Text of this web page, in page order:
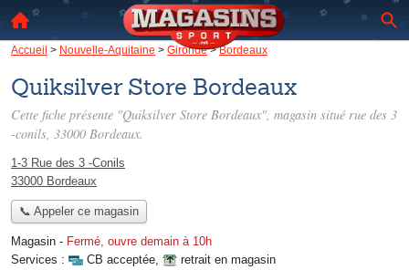
Accueil > Nouvelle-Aquitaine > Gironde>Bordeaux
Quiksilver Store Bordeaux
Cette fiche présente "Quiksilver Store Bordeaux", magasin situé rue des 3
-conils, 33000 Bordeaux.
1-3 Rue des 3 -Conils
33000 Bordeaux
📞 Appeler ce magasin
Magasin - Fermé, ouvre demain à 10h
Services :
CB acceptée, retrait en magasin